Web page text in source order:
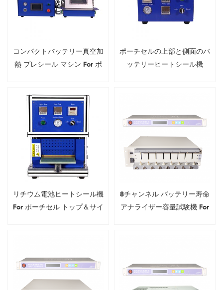
コンパクトバッテリー真空加
熱 プレシール マシン For ポ
ポーチセルの上部と側面のバ
ッテリーヒートシール機
リチウム電池ヒートシール機
For ポーチセル トップ＆サイ
8チャンネル バッテリー寿命
アナライザー容量試験機 For